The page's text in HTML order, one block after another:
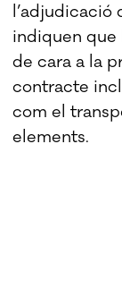
l’adjudicació
indiquen que
de cara a la
contracte
com el
elements.